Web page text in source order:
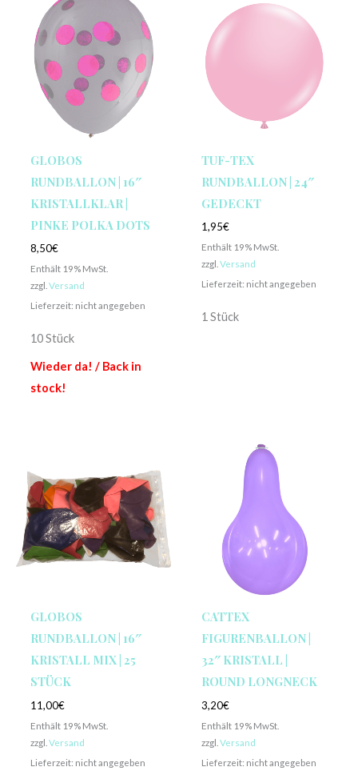
GLOBOS
RUNDBALLON | 16″
KRISTALLKLAR |
PINKE POLKA DOTS
8,50€
Enthält 19% MwSt.
zzgl. Versand
Lieferzeit: nicht angegeben
10 Stück
Wieder da! / Back in
stock!
TUF-TEX
RUNDBALLON | 24″
GEDECKT
1,95€
Enthält 19% MwSt.
zzgl. Versand
Lieferzeit: nicht angegeben
1 Stück
GLOBOS
RUNDBALLON | 16″
KRISTALL MIX | 25
STÜCK
11,00€
Enthält 19% MwSt.
zzgl. Versand
Lieferzeit: nicht angegeben
CATTEX
FIGURENBALLON |
32″ KRISTALL |
ROUND LONGNECK
3,20€
Enthält 19% MwSt.
zzgl. Versand
Lieferzeit: nicht angegeben